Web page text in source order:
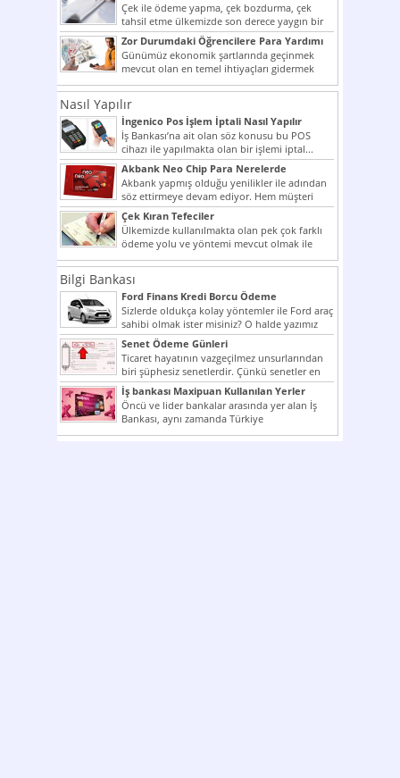
Çek ile ödeme yapma, çek bozdurma, çek
tahsil etme ülkemizde son derece yaygın bir
şekilde...
Zor Durumdaki Öğrencilere Para Yardımı
Günümüz ekonomik şartlarında geçinmek
mevcut olan en temel ihtiyaçları gidermek
dahi son derece zor olmak...
Nasıl Yapılır
İngenico Pos İşlem İptali Nasıl Yapılır
İş Bankası’na ait olan söz konusu bu POS
cihazı ile yapılmakta olan bir işlemi iptal...
Akbank Neo Chip Para Nerelerde
Kullanılır?
Akbank yapmış olduğu yenilikler ile adından
söz ettirmeye devam ediyor. Hem müşteri
potansiyelini arttırmak hem...
Çek Kıran Tefeciler
Ülkemizde kullanılmakta olan pek çok farklı
ödeme yolu ve yöntemi mevcut olmak ile
beraber bunlar...
Bilgi Bankası
Ford Finans Kredi Borcu Ödeme
Sizlerde oldukça kolay yöntemler ile Ford araç
sahibi olmak ister misiniz? O halde yazımız
ilginizi...
Senet Ödeme Günleri
Ticaret hayatının vazgeçilmez unsurlarından
biri şüphesiz senetlerdir. Çünkü senetler en
çok kullanılan ödeme araçlarıdır. Taksitler...
İş bankası Maxipuan Kullanılan Yerler
Öncü ve lider bankalar arasında yer alan İş
Bankası, aynı zamanda Türkiye
Cumhuriyeti’nin ilk milli...